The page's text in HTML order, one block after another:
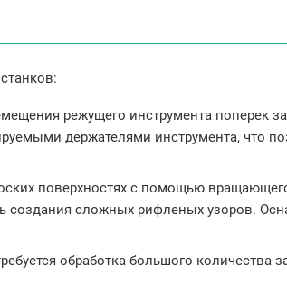
режущего инструмента поперек
держателями инструмента, что
поверхностях с помощью
создания сложных рифленых узоров.
обработка большого количества